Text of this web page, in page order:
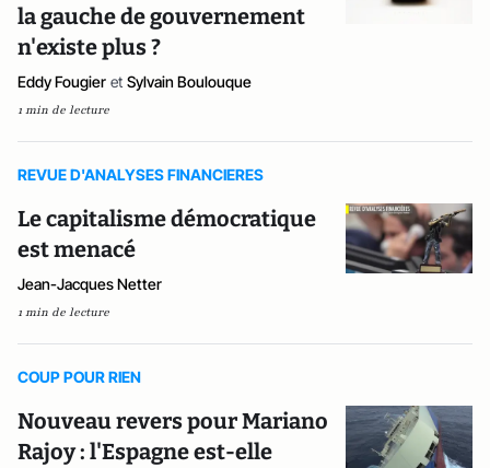
la gauche de gouvernement
n'existe plus ?
Eddy Fougier et Sylvain Boulouque
1 min de lecture
REVUE D'ANALYSES FINANCIERES
Le capitalisme démocratique
est menacé
Jean-Jacques Netter
1 min de lecture
COUP POUR RIEN
Nouveau revers pour Mariano
Rajoy : l'Espagne est-elle